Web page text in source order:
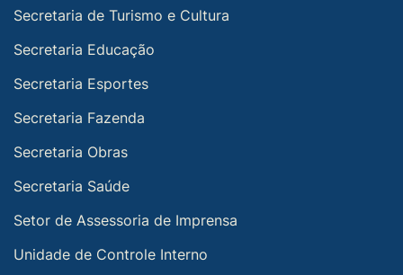
Secretaria de Turismo e Cultura
Secretaria Educação
Secretaria Esportes
Secretaria Fazenda
Secretaria Obras
Secretaria Saúde
Setor de Assessoria de Imprensa
Unidade de Controle Interno